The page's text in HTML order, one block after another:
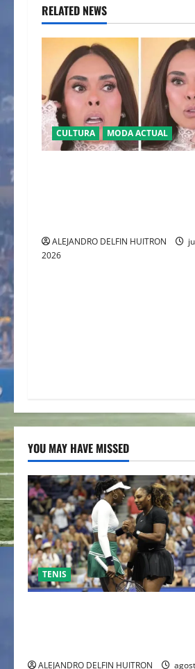
RELATED NEWS
CULTURA MODA ACTUAL
ALEJANDRO DELFIN HUITRON
2026
YOU MAY HAVE MISSED
TENIS
ALEJANDRO DELFIN HUITRON